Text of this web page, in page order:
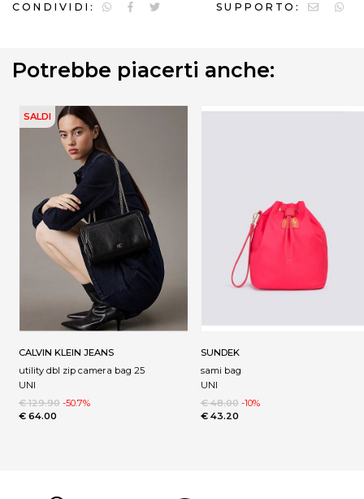
CONDIVIDI: SUPPORTO:
Potrebbe piacerti anche:
SALDI
CALVIN KLEIN JEANS
utility dbl zip camera bag 25
UNI
€ 129.90 -50.7%
€ 64.00
SUNDEK
sami bag
UNI
€ 48.00 -10%
€ 43.20